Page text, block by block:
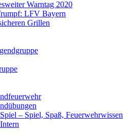
Warntag 2020
LFV Bayern
Grillen
– Spiel, Spaß, Feuerwehrwissen